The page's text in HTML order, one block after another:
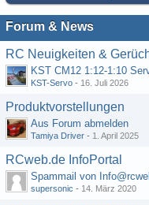
Forum & News
RC Neuigkeiten &
KST CM12 1:12-1:10
KST-Servo - 16. Juli 2026
Produktvorstellungen
Aus Forum abmelden
Tamiya Driver - 1. April 2025
RCweb.de InfoPortal
Spammail von
supersonic - 14. März 2020